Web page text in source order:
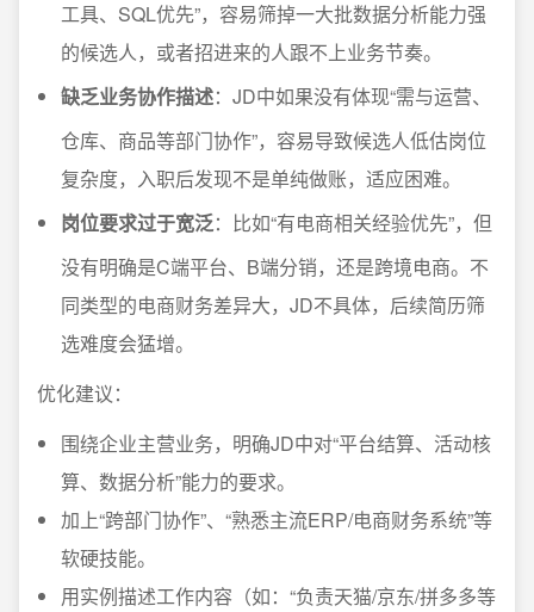
工具、SQL优先”，容易筛掉一大批数据分析能力强
的候选人，或者招进来的人跟不上业务节奏。
缺乏业务协作描述：JD中如果没有体现“需与运营、
仓库、商品等部门协作”，容易导致候选人低估岗位
复杂度，入职后发现不是单纯做账，适应困难。
岗位要求过于宽泛：比如“有电商相关经验优先”，但
没有明确是C端平台、B端分销，还是跨境电商。不
同类型的电商财务差异大，JD不具体，后续简历筛
选难度会猛增。
优化建议：
围绕企业主营业务，明确JD中对“平台结算、活动核
算、数据分析”能力的要求。
加上“跨部门协作”、“熟悉主流ERP/电商财务系统”等
软硬技能。
用实例描述工作内容（如：“负责天猫/京东/拼多多等